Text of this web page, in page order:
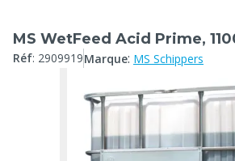
MS WetFeed Acid Prime,
Réf: 2909919Marque: MS Schippers